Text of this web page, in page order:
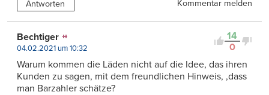
Antworten Kommentar melden
14
0
Bechtiger
04.02.2021 um 10:32
Warum kommen die Läden nicht auf die Idee, das ihren
Kunden zu sagen, mit dem freundlichen Hinweis, ,dass
man Barzahler schätze?